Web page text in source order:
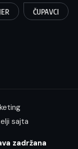
ČUPAVCI
sajta
zadržana